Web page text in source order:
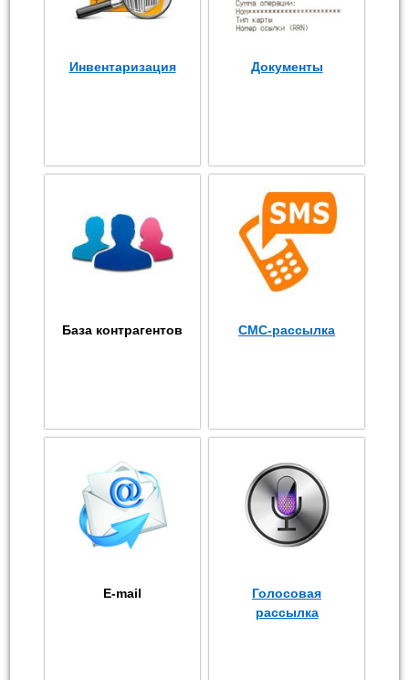
Инвентаризация Документы
База контрагентов СМС-рассылка
E-mail
Голосовая
рассылка